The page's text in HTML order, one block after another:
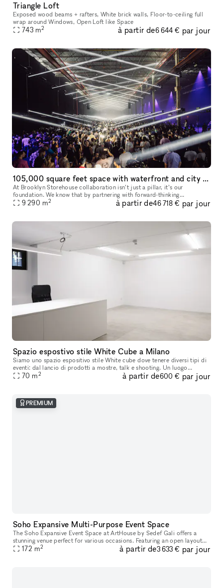
Triangle Loft
Exposed wood beams + rafters, White brick walls, Floor-to-ceiling full
wrap around Windows, Open Loft like Space
743 m2 à partir de6 644 € par jour
105,000 square feet space with waterfront and city views!
At Brooklyn Storehouse collaboration isn’t just a pillar, it’s our
foundation. We know that by partnering with forward-thinking
individuals, artists and brands we will create the most impact creativ
9 290 m2 à partir de46 718 € par jour
Spazio espostivo stile White Cube a Milano
Siamo uno spazio espositivo stile White cube dove tenere diversi tipi di
eventi: dal lancio di prodotti a mostre, talk e shooting. Un luogo
adattabile ad ogni tipo di evento. Ci troviamo nel piano
70 m2 à partir de600 € par jour
PREMIUM
Soho Expansive Multi-Purpose Event Space
The Soho Expansive Event Space at ArtHouse by Sedef Gali offers a
stunning venue perfect for various occasions. Featuring an open layout
adorned with vibrant, contemporary artwork by Sedef Gali, the
172 m2 à partir de3 633 € par jour